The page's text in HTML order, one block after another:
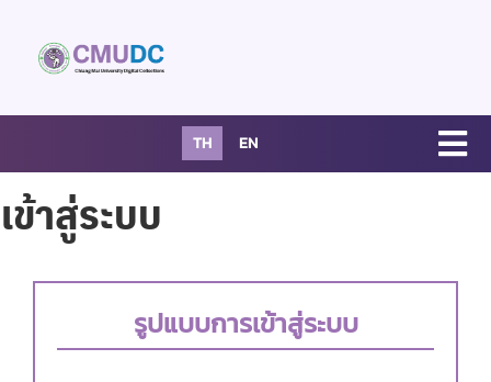
TH EN
เข้าสู่ระบบ
รูปแบบการเข้าสู่ระบบ